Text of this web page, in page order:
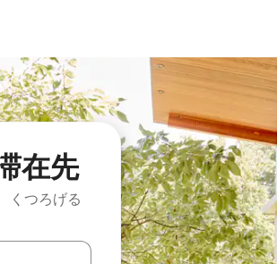
在先
くつろげる